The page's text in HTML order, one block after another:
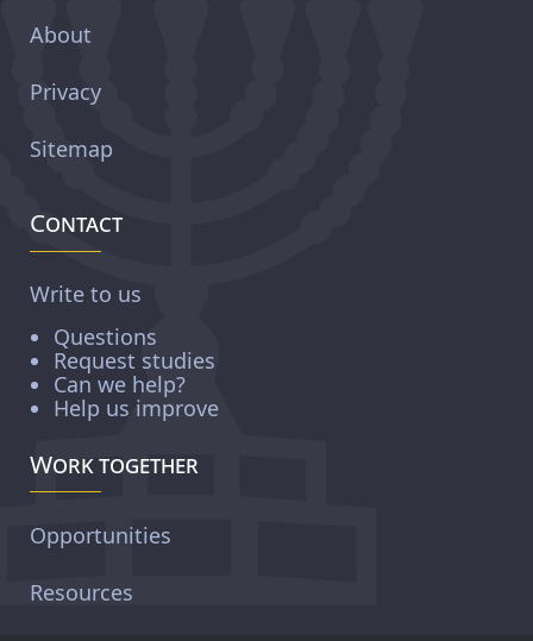
About
Privacy
Sitemap
Contact
Write to us
Questions
Request studies
Can we help?
Help us improve
Work together
Opportunities
Resources